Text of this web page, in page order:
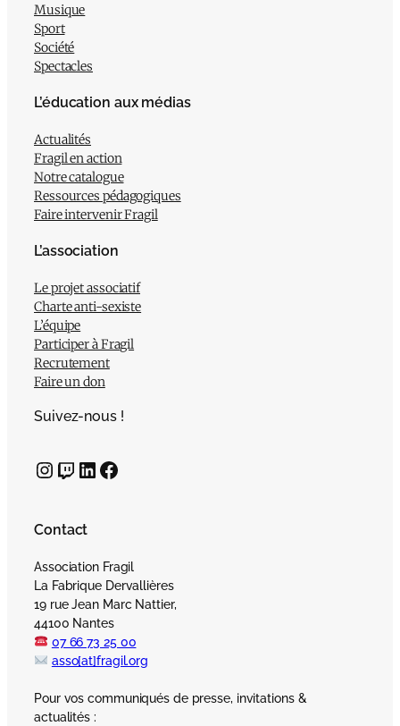
Musique
Sport
Société
Spectacles
L’éducation aux médias
Actualités
Fragil en action
Notre catalogue
Ressources pédagogiques
Faire intervenir Fragil
L’association
Le projet associatif
Charte anti-sexiste
L’équipe
Participer à Fragil
Recrutement
Faire un don
Suivez-nous !
InstagramTwitch LinkedIn Facebook
Contact
Association Fragil
La Fabrique Dervallières
19 rue Jean Marc Nattier,
44100 Nantes
07 66 73 25 00
asso[at]fragil.org
Pour vos communiqués de presse, invitations &
actualités :